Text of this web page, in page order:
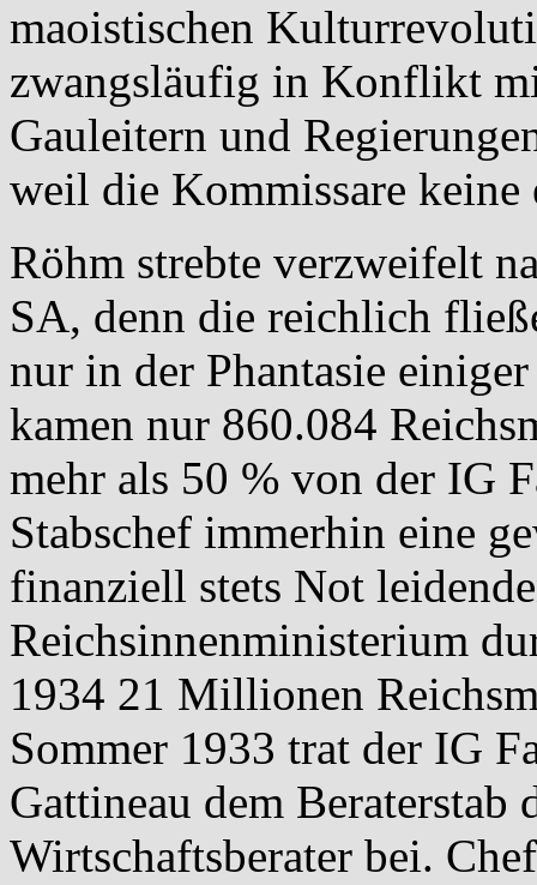
maoistischen
zwangsläufig in Konflikt
Gauleitern und
weil die Kommissare keine
Röhm strebte verzweifelt
SA, denn die reichlich
nur in der Phantasie
kamen nur 860.084
mehr als 50 % von der IG
Stabschef immerhin eine
finanziell stets Not
Reichsinnenministerium
1934 21 Millionen
Sommer 1933 trat der IG
Gattineau dem Beraterstab
Wirtschaftsberater bei.